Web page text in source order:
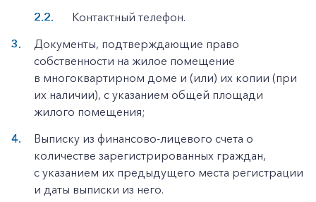
Контактный телефон.
Документы, подтверждающие право
собственности на жилое помещение
в многоквартирном доме и (или) их копии (при
их наличии), с указанием общей площади
жилого помещения;
Выписку из финансово-лицевого счета о
количестве зарегистрированных граждан,
с указанием их предыдущего места регистрации
и даты выписки из него.